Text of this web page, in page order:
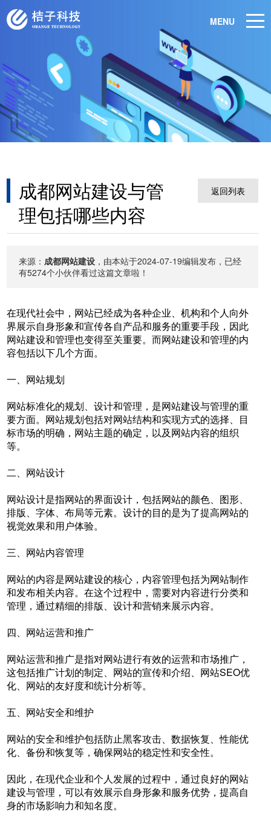
MENU
成都网站建设与管
理包括哪些内容
返回列表
来源：成都网站建设 ，由本站于2024-07-19编辑发布，已经
有5274个小伙伴看过这篇文章啦！
在现代社会中，网站已经成为各种企业、机构和个人向外
界展示自身形象和宣传各自产品和服务的重要手段，因此
网站建设和管理也变得至关重要。而网站建设和管理的内
容包括以下几个方面。
一、网站规划
网站标准化的规划、设计和管理，是网站建设与管理的重
要方面。网站规划包括对网站结构和实现方式的选择、目
标市场的明确，网站主题的确定，以及网站内容的组织
等。
二、网站设计
网站设计是指网站的界面设计，包括网站的颜色、图形、
排版、字体、布局等元素。设计的目的是为了提高网站的
视觉效果和用户体验。
三、网站内容管理
网站的内容是网站建设的核心，内容管理包括为网站制作
和发布相关内容。在这个过程中，需要对内容进行分类和
管理，通过精细的排版、设计和营销来展示内容。
四、网站运营和推广
网站运营和推广是指对网站进行有效的运营和市场推广，
这包括推广计划的制定、网站的宣传和介绍、网站SEO优
化、网站的友好度和统计分析等。
五、网站安全和维护
网站的安全和维护包括防止黑客攻击、数据恢复、性能优
化、备份和恢复等，确保网站的稳定性和安全性。
因此，在现代企业和个人发展的过程中，通过良好的网站
建设与管理，可以有效展示自身形象和服务优势，提高自
身的市场影响力和知名度。